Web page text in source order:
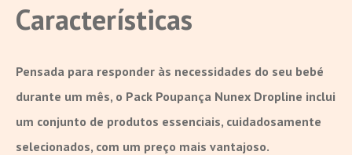
Características
Pensada para responder às necessidades do seu bebé
durante um mês, o Pack Poupança Nunex Dropline inclui
um conjunto de produtos essenciais, cuidadosamente
selecionados, com um preço mais vantajoso.